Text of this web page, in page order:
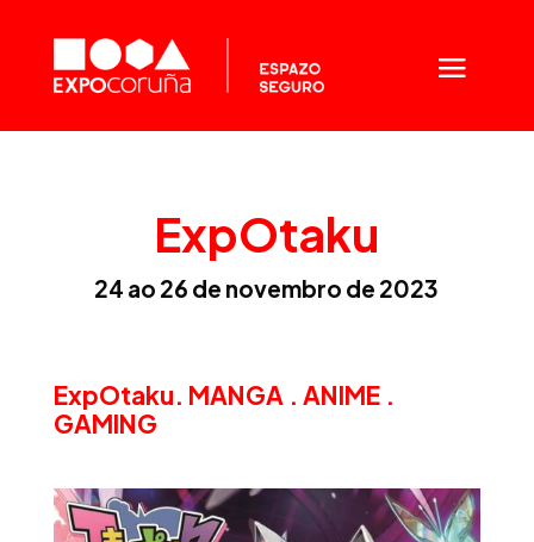
ExpOtaku
24 ao 26 de novembro de 2023
ExpOtaku. MANGA . ANIME .
GAMING